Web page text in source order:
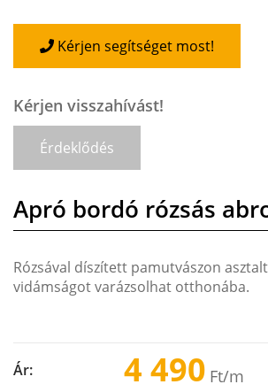
Kérjen segítséget most!
Kérjen visszahívást!
Érdeklődés
Apró bordó rózsás
Rózsával díszített pamutvászon
vidámságot varázsolhat otthonába.
Ár: 4 490 Ft/m